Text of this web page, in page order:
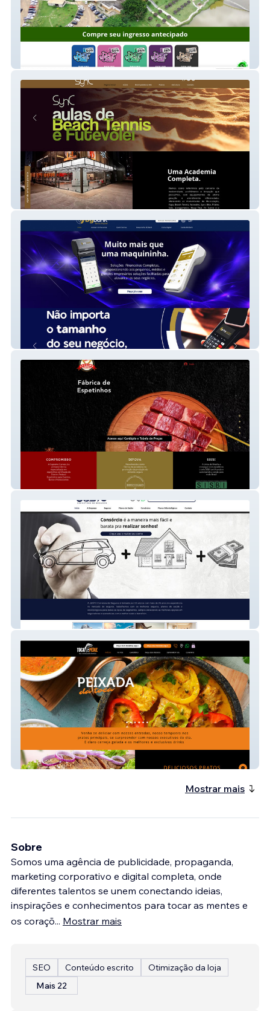
Brasilia Resort
Sync Academia
Bgbank - Banco Digital
Supreme Carnes
Justo Corretora
Toca do Peixe
Mostrar mais
Sobre
Somos uma agência de publicidade, propaganda,
marketing corporativo e digital completa, onde
diferentes talentos se unem conectando ideias,
inspirações e conhecimentos para tocar as mentes e
os coraçõ... Mostrar mais
SEO Conteúdo escrito
Otimização da loja
Mais 22